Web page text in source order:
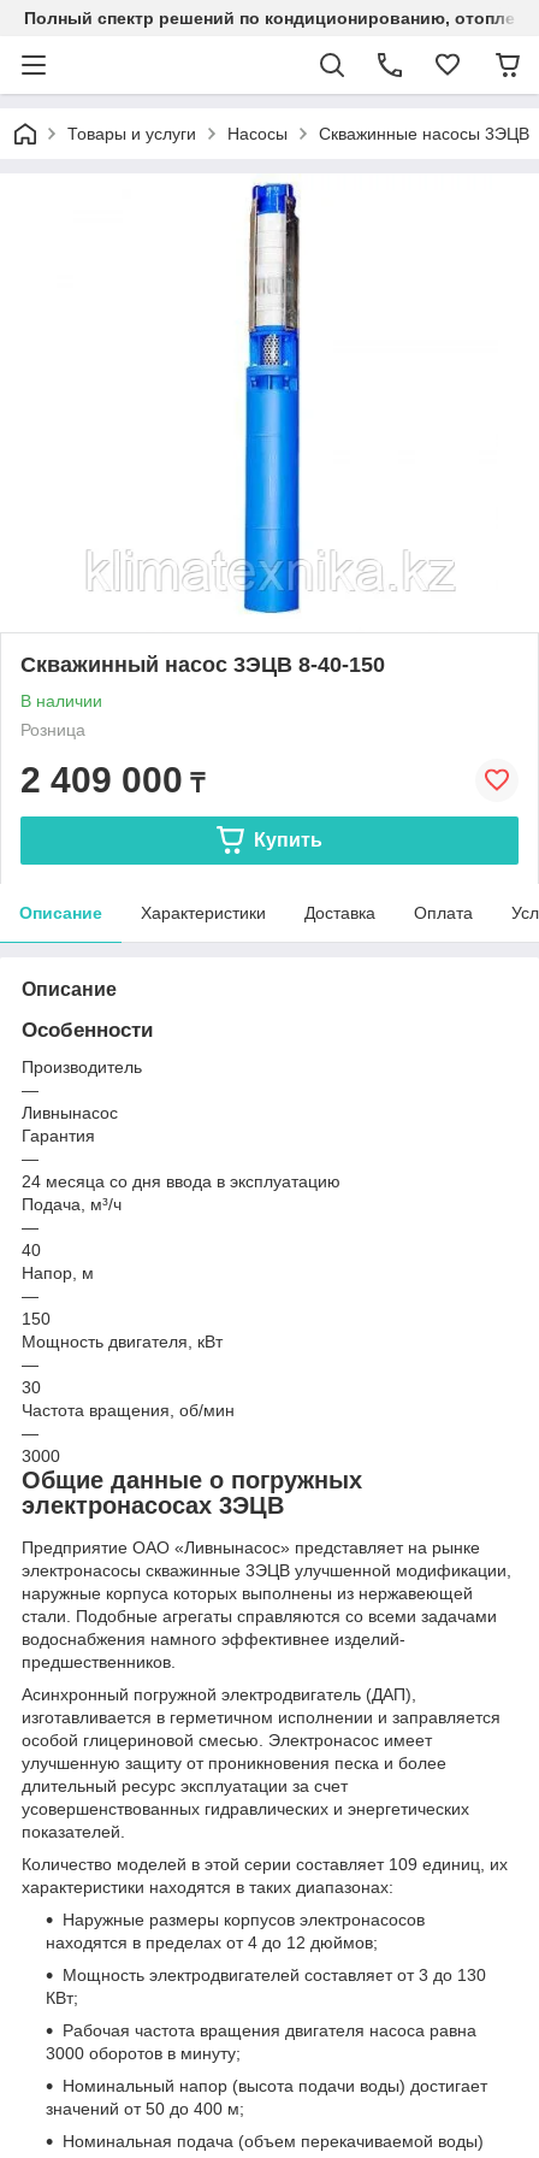
Полный спектр решений по кондиционированию,
Товары и услуги Насосы Скважинные насосы 3ЭЦВ
Скважинный насос 3ЭЦВ 8-40-150
В наличии
Розница
2 409 000 ₸
Купить
Описание Характеристики Доставка Оплата
Описание
Особенности
Производитель
—
Ливнынасос
Гарантия
—
24 месяца со дня ввода в эксплуатацию
Подача, м³/ч
—
40
Напор, м
—
150
Мощность двигателя, кВт
—
30
Частота вращения, об/мин
—
3000
Общие данные о погружных
электронасосах 3ЭЦВ
Предприятие ОАО «Ливнынасос» представляет на рынке
электронасосы скважинные 3ЭЦВ улучшенной модификации,
наружные корпуса которых выполнены из нержавеющей
стали. Подобные агрегаты справляются со всеми задачами
водоснабжения намного эффективнее изделий-
предшественников.
Асинхронный погружной электродвигатель (ДАП),
изготавливается в герметичном исполнении и заправляется
особой глицериновой смесью. Электронасос имеет
улучшенную защиту от проникновения песка и более
длительный ресурс эксплуатации за счет
усовершенствованных гидравлических и энергетических
показателей.
Количество моделей в этой серии составляет 109 единиц, их
характеристики находятся в таких диапазонах:
Наружные размеры корпусов электронасосов
находятся в пределах от 4 до 12 дюймов;
Мощность электродвигателей составляет от 3 до 130
КВт;
Рабочая частота вращения двигателя насоса равна
3000 оборотов в минуту;
Номинальный напор (высота подачи воды) достигает
значений от 50 до 400 м;
Номинальная подача (объем перекачиваемой воды)